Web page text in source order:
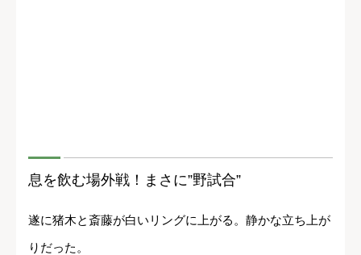
息を飲む場外戦！まさに”野試合”
遂に猪木と斎藤が白いリングに上がる。静かな立ち上が
りだった。